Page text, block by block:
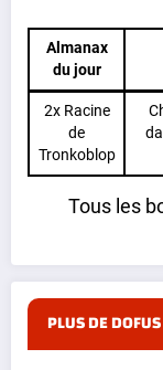
Almanax
du jour
2x Racine
de
Tronkoblop
Tous les
PLUS DE